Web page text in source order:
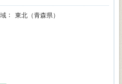
東北（青森県）